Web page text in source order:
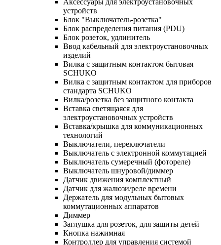
устройств
Блок "Выключатель-розетка"
Блок распределения питания (PDU)
Блок розеток, удлинитель
Ввод кабельный для электроустановочных
изделий
Вилка с защитным контактом бытовая
SCHUKO
Вилка с защитным контактом для приборов
стандарта SCHUKO
Вилка/розетка без защитного контакта
Вставка светящаяся для
электроустановочных устройств
Вставка/крышка для коммуникационных
технологий
Выключатели, переключатели
Выключатель с электронной коммутацией
Выключатель сумеречный (фотореле)
Выключатель шнуровой/диммер
Датчик движения комплектный
Датчик для жалюзи/реле времени
Держатель для модульных бытовых
коммутационных аппаратов
Диммер
Заглушка для розеток, для защиты детей
Кнопка нажимная
Контроллер для управления системой